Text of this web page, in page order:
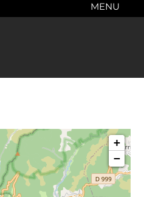
MENU
+
−